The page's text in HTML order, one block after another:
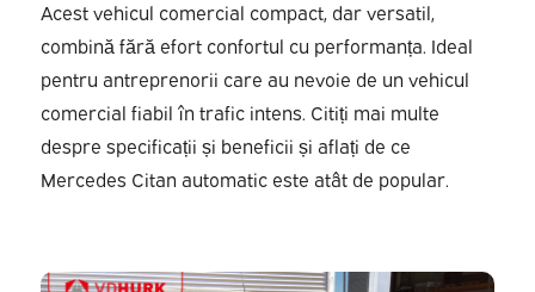
Acest vehicul comercial compact, dar versatil,
combină fără efort confortul cu performanța. Ideal
pentru antreprenorii care au nevoie de un vehicul
comercial fiabil în trafic intens. Citiți mai multe
despre specificații și beneficii și aflați de ce
Mercedes Citan automatic este atât de popular.